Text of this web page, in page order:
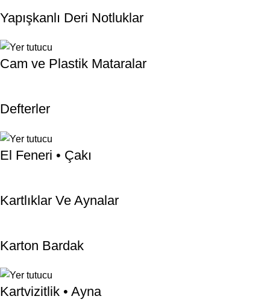
Yapışkanlı Deri Notluklar
Cam ve Plastik Mataralar
Defterler
El Feneri • Çakı
Kartlıklar Ve Aynalar
Karton Bardak
Kartvizitlik • Ayna